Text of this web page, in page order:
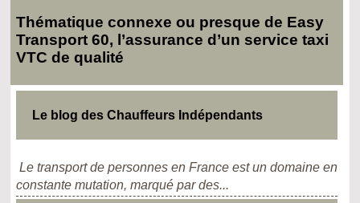
Thématique connexe ou presque de Easy
Transport 60, l’assurance d’un service taxi
VTC de qualité
Le blog des Chauffeurs Indépendants
Le transport de personnes en France est un domaine en
constante mutation, marqué par des...